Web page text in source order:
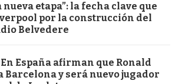
etapa”: la fecha clave que
por la construcción del
Belvedere
En España afirman que Ronald
Barcelona y será nuevo jugador